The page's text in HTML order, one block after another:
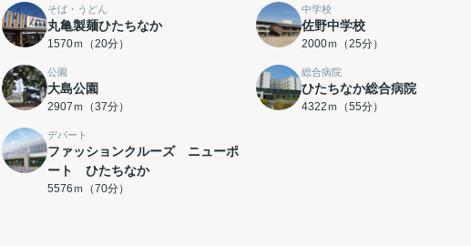
そば・うどん
丸亀製麺ひたちなか
1570ｍ（20分）
中学校
佐野中学校
2000ｍ（25分）
公園
大島公園
2907ｍ（37分）
総合病院
ひたちなか総合病院
4322ｍ（55分）
デパート
ファッションクルーズ ニューポ
ート ひたちなか
5576ｍ（70分）